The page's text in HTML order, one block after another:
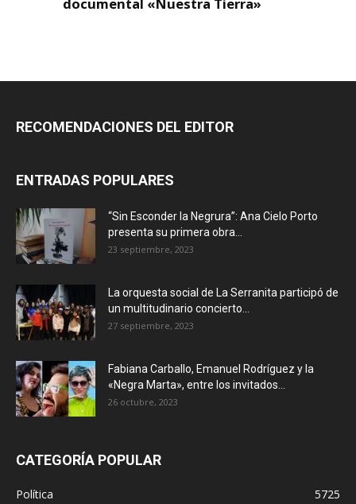
RECOMENDACIONES DEL EDITOR
ENTRADAS POPULARES
“Sin Esconder la Negrura”: Ana Cielo Porto
presenta su primera obra...
23 septiembre, 2023
La orquesta social de La Serranita participó de
un multitudinario concierto...
27 septiembre, 2023
Fabiana Carballo, Emanuel Rodríguez y la
«Negra Marta», entre los invitados...
26 octubre, 2023
CATEGORÍA POPULAR
Política
5725